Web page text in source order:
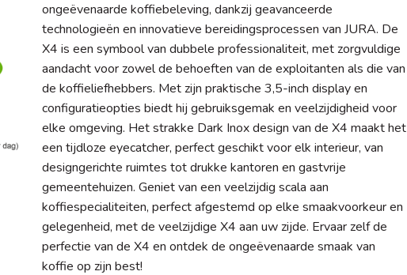
ongeëvenaarde koffiebeleving, dankzij geavanceerde
technologieën en innovatieve bereidingsprocessen van JURA. De
X4 is een symbool van dubbele professionaliteit, met zorgvuldige
aandacht voor zowel de behoeften van de exploitanten als die van
de koffieliefhebbers. Met zijn praktische 3,5-inch display en
configuratieopties biedt hij gebruiksgemak en veelzijdigheid voor
elke omgeving. Het strakke Dark Inox design van de X4 maakt het
een tijdloze eyecatcher, perfect geschikt voor elk interieur, van
designgerichte ruimtes tot drukke kantoren en gastvrije
gemeentehuizen. Geniet van een veelzijdig scala aan
koffiespecialiteiten, perfect afgestemd op elke smaakvoorkeur en
gelegenheid, met de veelzijdige X4 aan uw zijde. Ervaar zelf de
perfectie van de X4 en ontdek de ongeëvenaarde smaak van
koffie op zijn best!